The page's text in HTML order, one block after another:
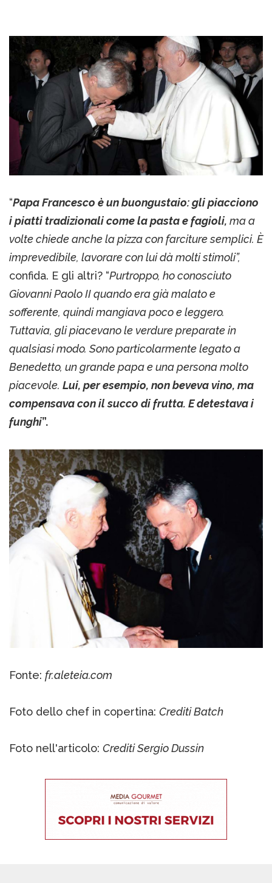
“Papa Francesco è un buongustaio: gli piacciono
i piatti tradizionali come la pasta e fagioli, ma a
volte chiede anche la pizza con farciture semplici. È
imprevedibile, lavorare con lui dà molti stimoli”,
confida. E gli altri? “Purtroppo, ho conosciuto
Giovanni Paolo II quando era già malato e
sofferente, quindi mangiava poco e leggero.
Tuttavia, gli piacevano le verdure preparate in
qualsiasi modo. Sono particolarmente legato a
Benedetto, un grande papa e una persona molto
piacevole. Lui, per esempio, non beveva vino, ma
compensava con il succo di frutta. E detestava i
funghi”.
Fonte: fr.aleteia.com
Foto dello chef in copertina: Crediti Batch
Foto nell'articolo: Crediti Sergio Dussin